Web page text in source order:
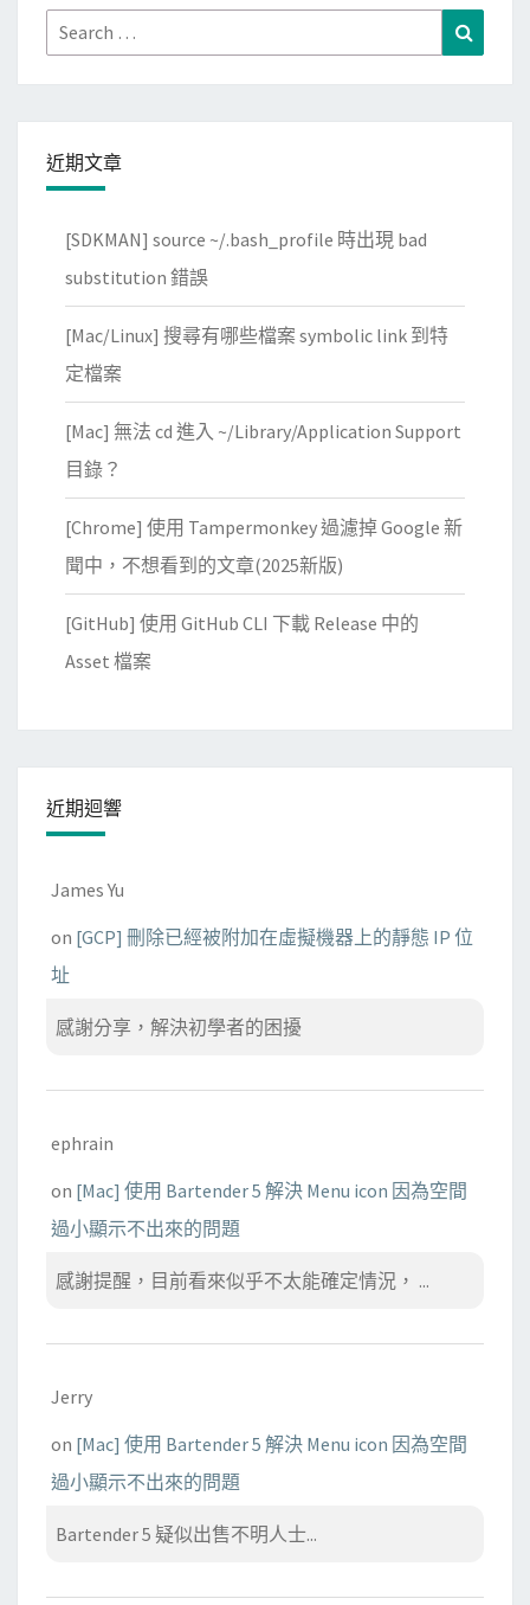
Search
for:
近期文章
[SDKMAN] source ~/.bash_profile 時出現 bad
substitution 錯誤
[Mac/Linux] 搜尋有哪些檔案 symbolic link 到特
定檔案
[Mac] 無法 cd 進入 ~/Library/Application Support
目錄？
[Chrome] 使用 Tampermonkey 過濾掉 Google 新
聞中，不想看到的文章(2025新版)
[GitHub] 使用 GitHub CLI 下載 Release 中的
Asset 檔案
近期迴響
James Yu
on [GCP] 刪除已經被附加在虛擬機器上的靜態 IP 位
址
感謝分享，解決初學者的困擾
ephrain
on [Mac] 使用 Bartender 5 解決 Menu icon 因為空間
過小顯示不出來的問題
感謝提醒，目前看來似乎不太能確定情況， ...
Jerry
on [Mac] 使用 Bartender 5 解決 Menu icon 因為空間
過小顯示不出來的問題
Bartender 5 疑似出售不明人士...